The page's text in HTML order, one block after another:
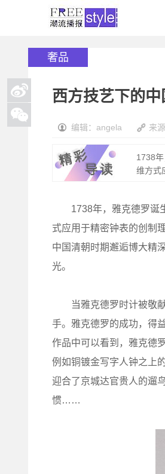
奢品
西方技艺下的
编辑：angela 来
1738
维方式
1738年，雅克德罗诞生
式应用于精密钟表的创制
中国清朝时期邂逅博大精
光。
当雅克德罗时计被敬献
手。雅克德罗的成功，得
作品中可以看到，雅克德
例如铜镀金写字人钟之上
迎合了京城达官贵人的遛
惯……